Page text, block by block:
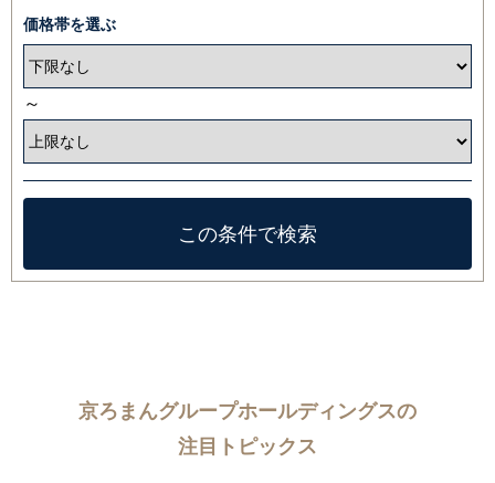
価格帯を選ぶ
～
京ろまんグループホールディングスの
注目トピックス